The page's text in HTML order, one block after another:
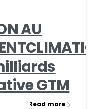
AU
GTM
Read more